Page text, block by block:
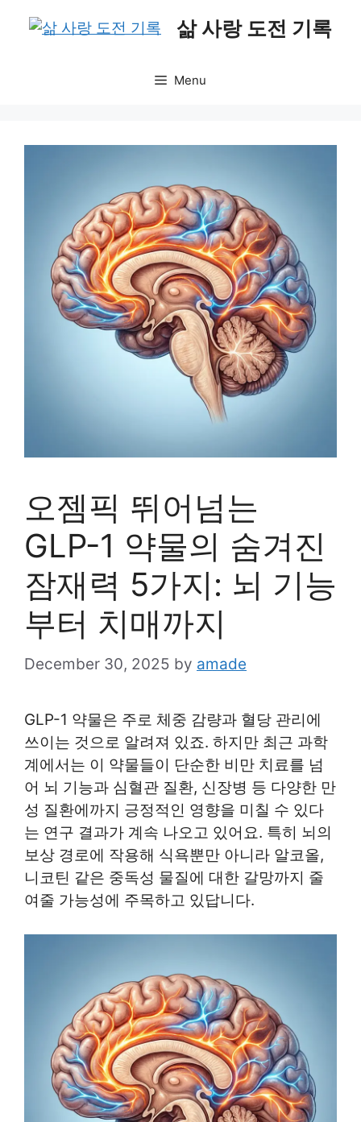
삶 사랑 도전 기록
Menu
오젬픽 뛰어넘는
GLP-1 약물의 숨겨진
잠재력 5가지: 뇌 기능
부터 치매까지
December 30, 2025 by amade
GLP-1 약물은 주로 체중 감량과 혈당 관리에
쓰이는 것으로 알려져 있죠. 하지만 최근 과학
계에서는 이 약물들이 단순한 비만 치료를 넘
어 뇌 기능과 심혈관 질환, 신장병 등 다양한 만
성 질환에까지 긍정적인 영향을 미칠 수 있다
는 연구 결과가 계속 나오고 있어요. 특히 뇌의
보상 경로에 작용해 식욕뿐만 아니라 알코올,
니코틴 같은 중독성 물질에 대한 갈망까지 줄
여줄 가능성에 주목하고 있답니다.